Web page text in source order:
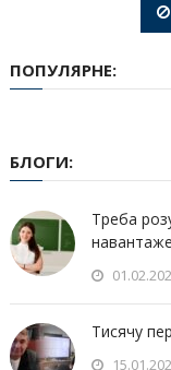
ПОПУЛЯРНЕ:
БЛОГИ:
Треба
Тисячу